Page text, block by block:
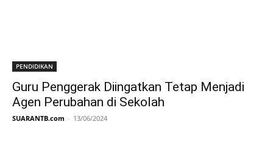
PENDIDIKAN
Guru Penggerak Diingatkan Tetap Menjadi
Agen Perubahan di Sekolah
SUARANTB.com - 13/06/2024